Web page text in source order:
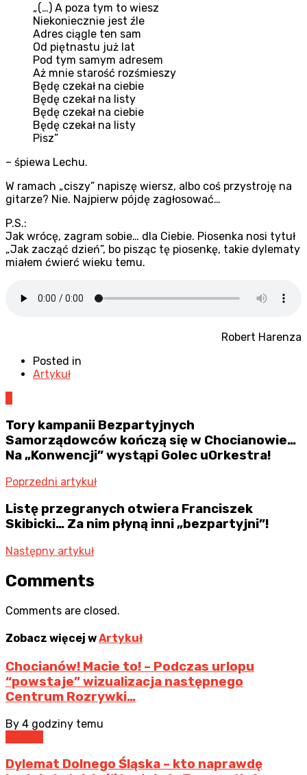
„(…) A poza tym to wiesz
Niekoniecznie jest źle
Adres ciągle ten sam
Od piętnastu już lat
Pod tym samym adresem
Aż mnie starość rozśmieszy
Będę czekał na ciebie
Będę czekał na listy
Będę czekał na ciebie
Będę czekał na listy
Pisz”
– śpiewa Lechu.
W ramach „ciszy” napiszę wiersz, albo coś przystroję na
gitarze? Nie. Najpierw pójdę zagłosować…
P.S.:
Jak wrócę, zagram sobie… dla Ciebie. Piosenka nosi tytuł
„Jak zacząć dzień”, bo pisząc tę piosenkę, takie dylematy
miałem ćwierć wieku temu.
Robert Harenza
Posted in
Artykuł
Tory kampanii Bezpartyjnych
Samorządowców kończą się w Chocianowie…
Na „Konwencji” wystąpi Golec uOrkestra!
Poprzedni artykuł
Listę przegranych otwiera Franciszek
Skibicki… Za nim płyną inni „bezpartyjni”!
Następny artykuł
Comments
Comments are closed.
Zobacz więcej wArtykuł
Chocianów! Macie to! – Podczas urlopu
“powstaje” wizualizacja następnego
Centrum Rozrywki…
By 4 godziny temu
Dylemat Dolnego Śląska – kto naprawdę